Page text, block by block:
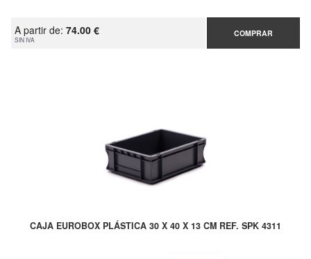
A partir de: 74.00 €
SIN IVA
COMPRAR
CAJA EUROBOX PLÁSTICA 30 X 40 X 13 CM REF. SPK 4311